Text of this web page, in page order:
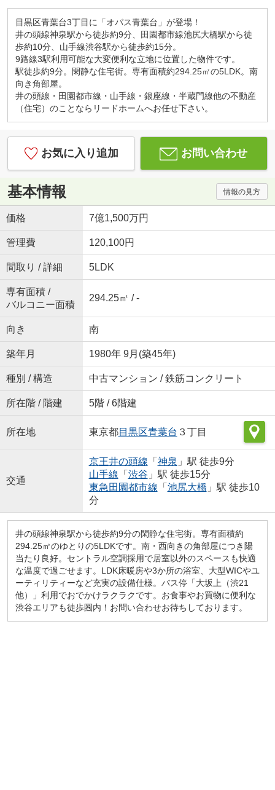
目黒区青葉台3丁目に「オパス青葉台」が登場！
井の頭線神泉駅から徒歩約9分、田園都市線池尻大橋駅から徒
歩約10分、山手線渋谷駅から徒歩約15分。
9路線3駅利用可能な大変便利な立地に位置した物件です。
駅徒歩約9分。閑静な住宅街。専有面積約294.25㎡の5LDK。南
向き角部屋。
井の頭線・田園都市線・山手線・銀座線・半蔵門線他の不動産
（住宅）のことならリードホームへお任せ下さい。
お気に入り追加 お問い合わせ
基本情報 情報の見方
価格 7億1,500万円
管理費 120,100円
間取り / 詳細 5LDK
専有面積 /
バルコニー面積
294.25㎡ / -
向き 南
築年月 1980年 9月(築45年)
種別 / 構造 中古マンション / 鉄筋コンクリート
所在階 / 階建 5階 / 6階建
所在地 東京都目黒区青葉台 ３丁目
交通
京王井の頭線 「 神泉 」駅 徒歩9分
山手線 「 渋谷 」駅 徒歩15分
東急田園都市線 「 池尻大橋 」駅 徒歩10
分
井の頭線神泉駅から徒歩約9分の閑静な住宅街。専有面積約
294.25㎡のゆとりの5LDKです。南・西向きの角部屋につき陽
当たり良好。セントラル空調採用で居室以外のスペースも快適
な温度で過ごせます。LDK床暖房や3か所の浴室、大型WICやユ
ーティリティーなど充実の設備仕様。バス停「大坂上（渋21
他）」利用でおでかけラクラクです。お食事やお買物に便利な
渋谷エリアも徒歩圏内！お問い合わせお待ちしております。